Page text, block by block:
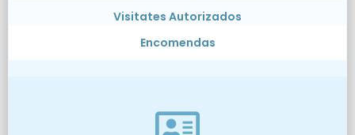
Visitates Autorizados
Encomendas